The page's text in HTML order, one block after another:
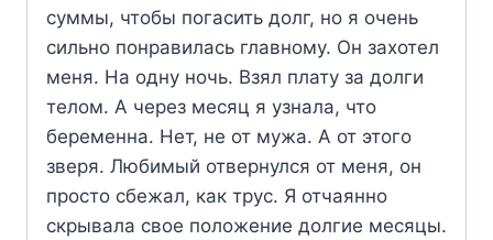
суммы, чтобы погасить долг, но я очень
сильно понравилась главному. Он захотел
меня. На одну ночь. Взял плату за долги
телом. А через месяц я узнала, что
беременна. Нет, не от мужа. А от этого
зверя. Любимый отвернулся от меня, он
просто сбежал, как трус. Я отчаянно
скрывала свое положение долгие месяцы.